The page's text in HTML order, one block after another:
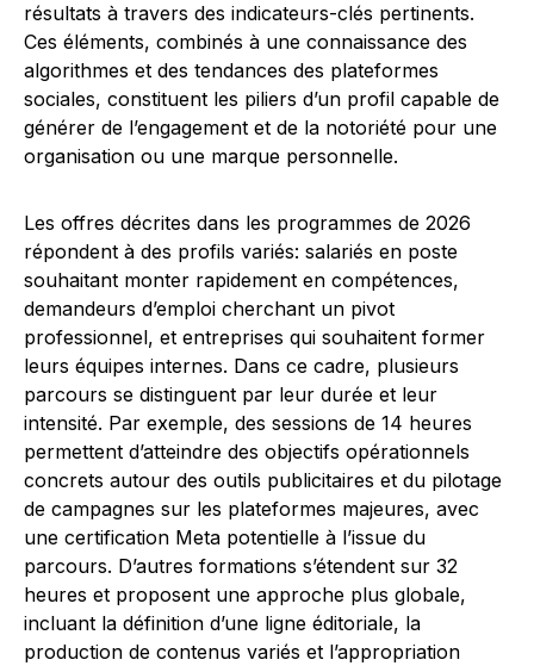
résultats à travers des indicateurs-clés pertinents.
Ces éléments, combinés à une connaissance des
algorithmes et des tendances des plateformes
sociales, constituent les piliers d’un profil capable de
générer de l’engagement et de la notoriété pour une
organisation ou une marque personnelle.
Les offres décrites dans les programmes de 2026
répondent à des profils variés: salariés en poste
souhaitant monter rapidement en compétences,
demandeurs d’emploi cherchant un pivot
professionnel, et entreprises qui souhaitent former
leurs équipes internes. Dans ce cadre, plusieurs
parcours se distinguent par leur durée et leur
intensité. Par exemple, des sessions de 14 heures
permettent d’atteindre des objectifs opérationnels
concrets autour des outils publicitaires et du pilotage
de campagnes sur les plateformes majeures, avec
une certification Meta potentielle à l’issue du
parcours. D’autres formations s’étendent sur 32
heures et proposent une approche plus globale,
incluant la définition d’une ligne éditoriale, la
production de contenus variés et l’appropriation